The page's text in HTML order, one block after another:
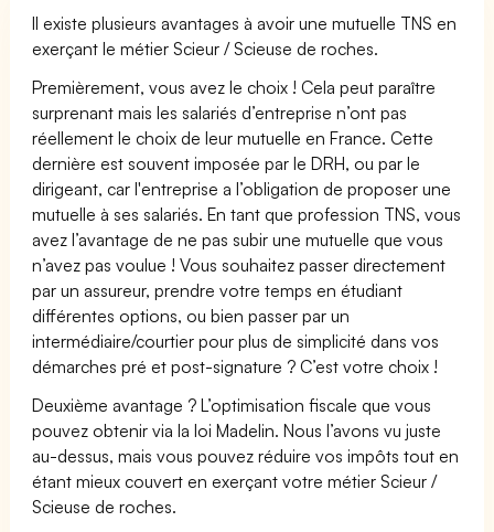
Il existe plusieurs avantages à avoir une mutuelle TNS en
exerçant le métier Scieur / Scieuse de roches.
Premièrement, vous avez le choix ! Cela peut paraître
surprenant mais les salariés d’entreprise n’ont pas
réellement le choix de leur mutuelle en France. Cette
dernière est souvent imposée par le DRH, ou par le
dirigeant, car l'entreprise a l’obligation de proposer une
mutuelle à ses salariés. En tant que profession TNS, vous
avez l’avantage de ne pas subir une mutuelle que vous
n’avez pas voulue ! Vous souhaitez passer directement
par un assureur, prendre votre temps en étudiant
différentes options, ou bien passer par un
intermédiaire/courtier pour plus de simplicité dans vos
démarches pré et post-signature ? C’est votre choix !
Deuxième avantage ? L’optimisation fiscale que vous
pouvez obtenir via la loi Madelin. Nous l’avons vu juste
au-dessus, mais vous pouvez réduire vos impôts tout en
étant mieux couvert en exerçant votre métier Scieur /
Scieuse de roches.